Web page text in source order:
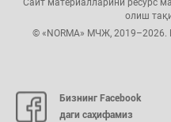
олиш
© «NORMA» МЧЖ, 2019–2026.
Бизнинг Facebook
даги саҳифамиз